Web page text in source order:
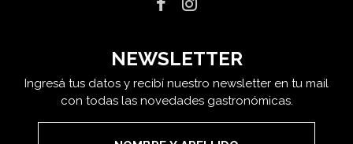
NEWSLETTER
Ingresá tus datos y recibí nuestro newsletter en tu mail
con todas las novedades gastronómicas.